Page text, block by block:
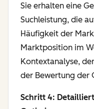
Sie erhalten eine
Suchleistung, die
Häufigkeit der
Marktposition im
Kontextanalyse,
der Bewertung der
Schritt 4: